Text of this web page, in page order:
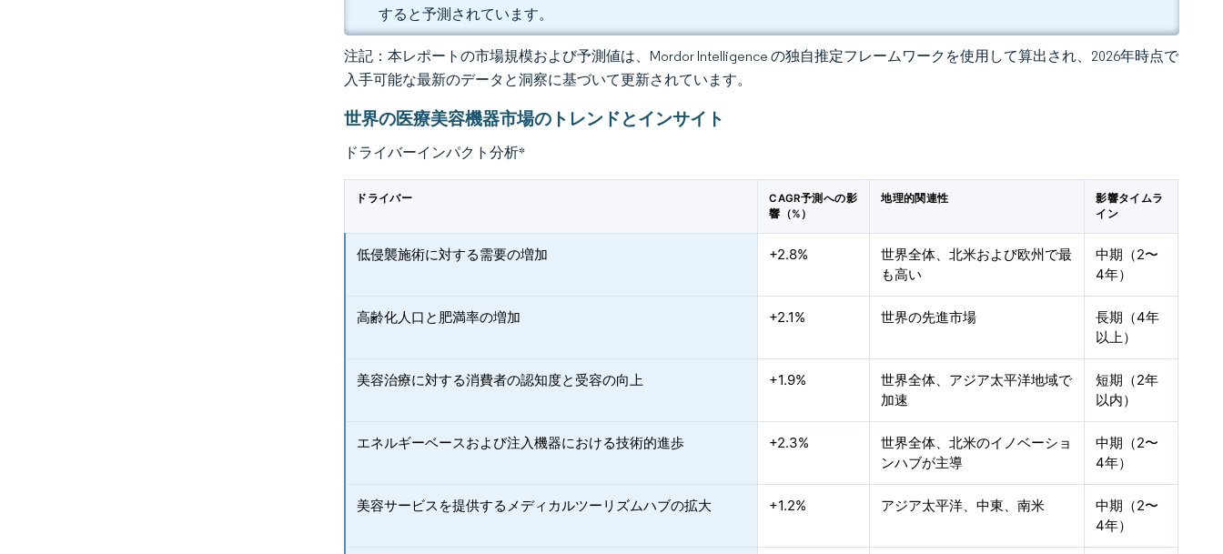
すると予測されています。
注記：本レポートの市場規模および予測値は、Mordor Intelligence の独自推定フレームワークを使用して算出され、2026年時点で
入手可能な最新のデータと洞察に基づいて更新されています。
世界の医療美容機器市場のトレンドとインサイト
ドライバーインパクト分析*
ドライバー
CAGR予測への影
響（%）
地理的関連性
影響タイムラ
イン
低侵襲施術に対する需要の増加 +2.8%
世界全体、北米および欧州で最
も高い
中期（2〜
4年）
高齢化人口と肥満率の増加 +2.1% 世界の先進市場
長期（4年
以上）
美容治療に対する消費者の認知度と受容の向上 +1.9%
世界全体、アジア太平洋地域で
加速
短期（2年
以内）
エネルギーベースおよび注入機器における技術的進歩 +2.3%
世界全体、北米のイノベーショ
ンハブが主導
中期（2〜
4年）
美容サービスを提供するメディカルツーリズムハブの拡大 +1.2% アジア太平洋、中東、南米
中期（2〜
4年）